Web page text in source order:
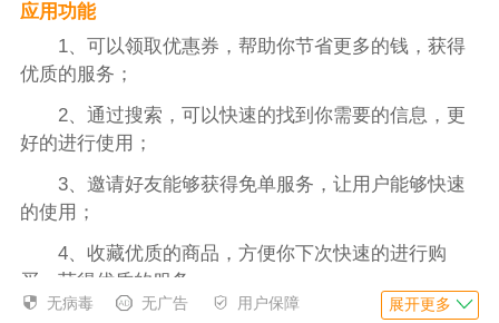
应用功能
1、可以领取优惠券，帮助你节省更多的钱，获得
优质的服务；
2、通过搜索，可以快速的找到你需要的信息，更
好的进行使用；
3、邀请好友能够获得免单服务，让用户能够快速
的使用；
4、收藏优质的商品，方便你下次快速的进行购
买，获得优质的服务；
无病毒 无广告 用户保障 展开更多